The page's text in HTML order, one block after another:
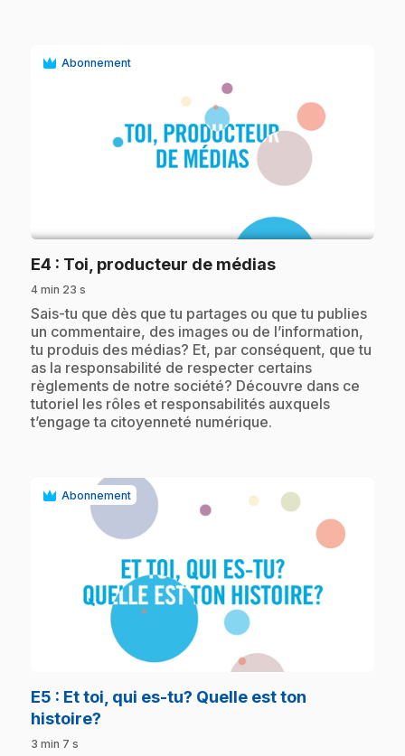
Abonnement
E4 : Toi, producteur de médias.
4 min 23 s
.Sais-tu que dès que tu partages ou que tu publies
un commentaire, des images ou de l’information,
tu produis des médias? Et, par conséquent, que tu
as la responsabilité de respecter certains
règlements de notre société? Découvre dans ce
tutoriel les rôles et responsabilités auxquels
t’engage ta citoyenneté numérique.
Abonnement
E5 : Et toi, qui es-tu? Quelle est ton
histoire?
3 min 7 s